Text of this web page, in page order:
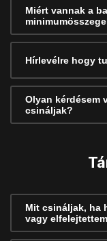
Miért vannak a
Hírlevélre hogy
Olyan kérdésem
csináljak?
Mit csináljak, ha
vagy